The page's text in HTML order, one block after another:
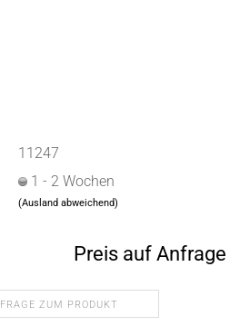
11247
1 - 2 Wochen
(Ausland abweichend)
Preis auf Anfrage
FRAGE ZUM PRODUKT